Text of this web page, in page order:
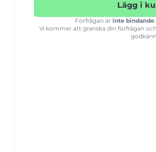
Lägg i
Förfrågan är inte bindande
Vi kommer att granska din förfrågan